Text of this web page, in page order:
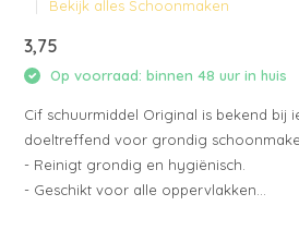
Bekijk alles Schoonmaken
3,75
Op voorraad: binnen 48 uur in huis
Cif schuurmiddel Original is bekend bij
doeltreffend voor grondig
- Reinigt grondig en hygiënisch.
- Geschikt voor alle oppervlakken...